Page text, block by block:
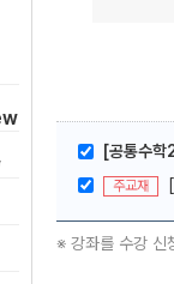
[공통수학
주교재
※ 강좌를 수강 신